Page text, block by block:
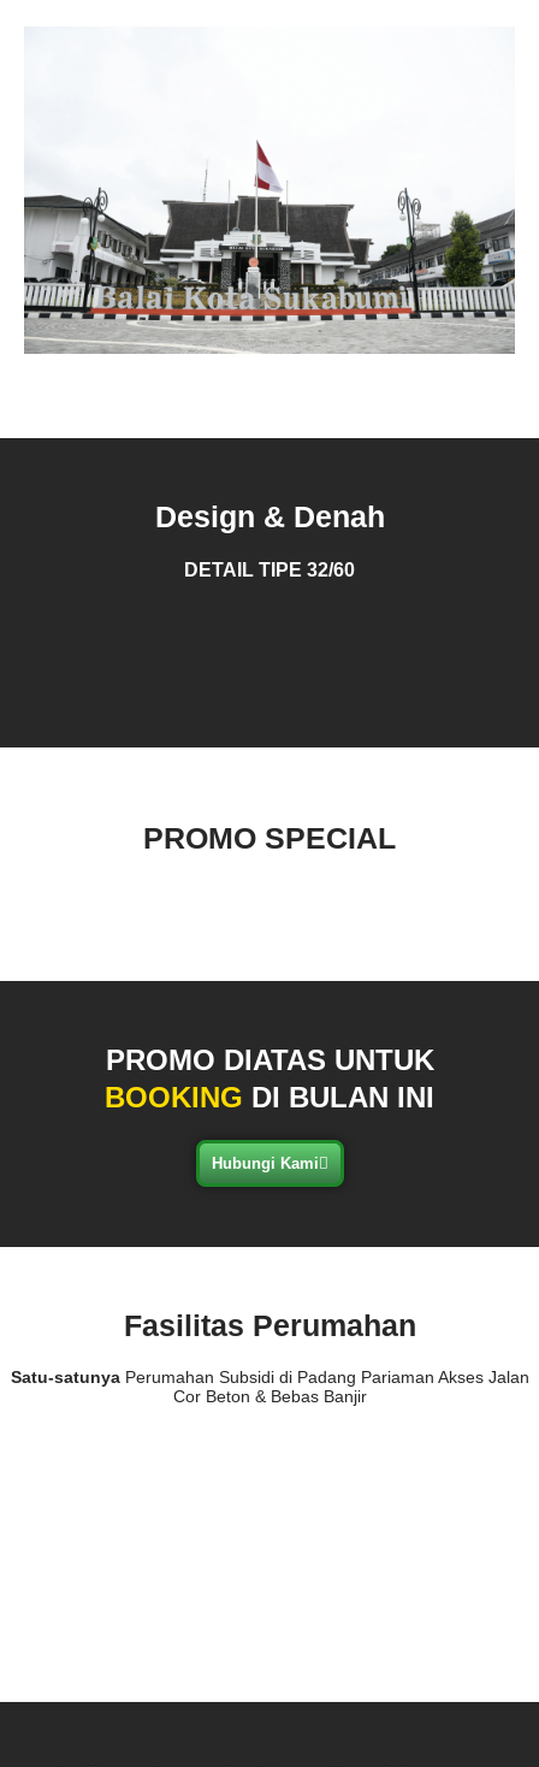
Design & Denah
DETAIL TIPE 32/60
PROMO SPECIAL
PROMO DIATAS UNTUK
BOOKING DI BULAN INI
Hubungi Kami
Fasilitas Perumahan
Satu-satunyaPerumahan Subsidi di Padang Pariaman Akses Jalan
Cor Beton & Bebas Banjir